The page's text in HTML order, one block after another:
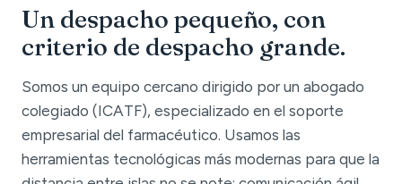
Un despacho pequeño, con
criterio de despacho grande.
Somos un equipo cercano dirigido por un abogado
colegiado (ICATF), especializado en el soporte
empresarial del farmacéutico. Usamos las
herramientas tecnológicas más modernas para que la